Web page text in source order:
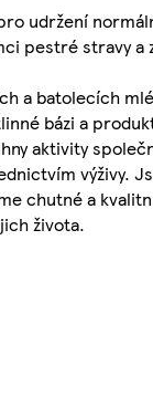
udržení
pestré stravy a
a batolecích
bázi a
aktivity
výživy.
chutné a
života.